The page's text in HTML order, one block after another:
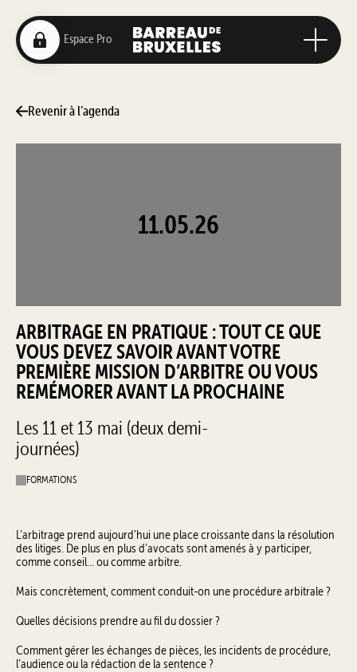
Revenir à l’agenda
ARBITRAGE EN PRATIQUE : TOUT CE QUE
VOUS DEVEZ SAVOIR AVANT VOTRE
PREMIÈRE MISSION D’ARBITRE OU VOUS
REMÉMORER AVANT LA PROCHAINE
Les 11 et 13 mai (deux demi-
journées)
FORMATIONS
11.05.26
L’arbitrage prend aujourd’hui une place croissante dans la résolution
des litiges. De plus en plus d’avocats sont amenés à y participer,
comme conseil… ou comme arbitre.
Mais concrètement, comment conduit-on une procédure arbitrale ?
Quelles décisions prendre au fil du dossier ?
Comment gérer les échanges de pièces, les incidents de procédure,
l’audience ou la rédaction de la sentence ?